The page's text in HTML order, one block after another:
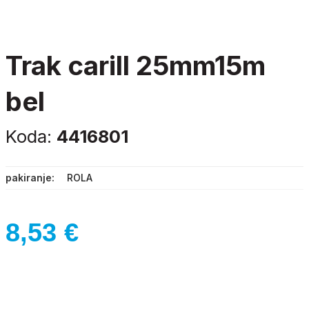
trak carill 25mm15m
bel
Koda: 4416801
pakiranje ROLA
8,53 €